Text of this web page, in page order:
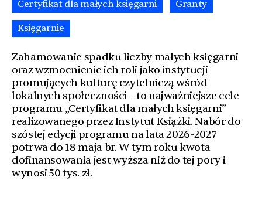
Certyfikat dla małych księgarni Granty
Księgarnie
Zahamowanie spadku liczby małych księgarni
oraz wzmocnienie ich roli jako instytucji
promujących kulturę czytelniczą wśród
lokalnych społeczności – to najważniejsze cele
programu „Certyfikat dla małych księgarni”
realizowanego przez Instytut Książki. Nabór do
szóstej edycji programu na lata 2026-2027
potrwa do 18 maja br. W tym roku kwota
dofinansowania jest wyższa niż do tej pory i
wynosi 50 tys. zł.